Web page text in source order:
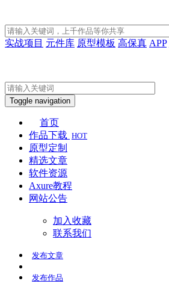
实战项目 元件库 原型模板 高保真 APP
Toggle navigation
首页
作品下载 HOT
原型定制
精选文章
软件资源
Axure教程
网站公告
加入收藏
联系我们
发布文章
发布作品